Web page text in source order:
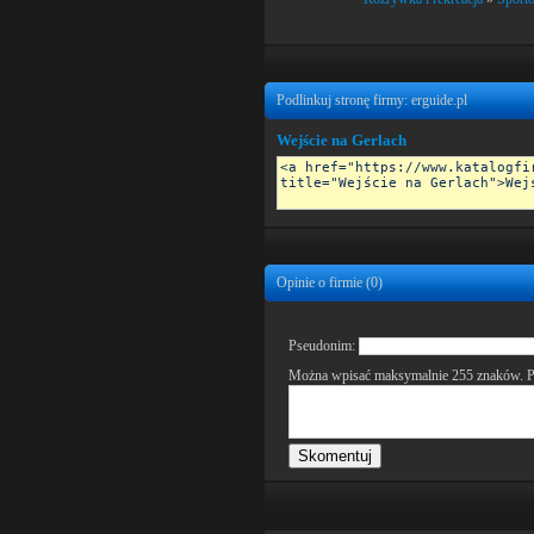
Podlinkuj stronę firmy: erguide.pl
Wejście na Gerlach
Opinie o firmie (0)
Pseudonim:
Można wpisać maksymalnie 255 znaków.